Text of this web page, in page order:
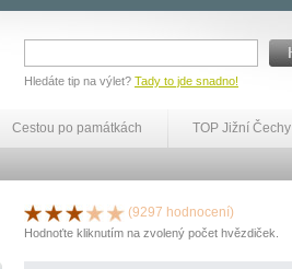
Hledáte tip na výlet? Tady to jde snadno!
Cestou po památkách TOP Jižní Čechy
(9297 hodnocení)
Hodnoťte kliknutím na zvolený počet hvězdiček.